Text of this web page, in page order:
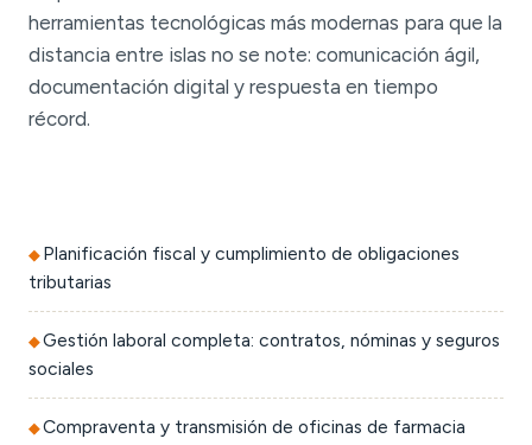
herramientas tecnológicas más modernas para que la
distancia entre islas no se note: comunicación ágil,
documentación digital y respuesta en tiempo
récord.
Planificación fiscal y cumplimiento de obligaciones
tributarias
Gestión laboral completa: contratos, nóminas y seguros
sociales
Compraventa y transmisión de oficinas de farmacia